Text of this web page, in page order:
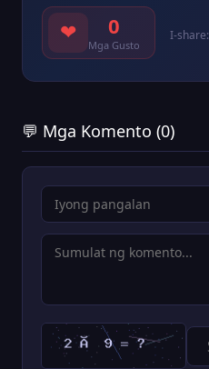
❤ 0
Mga Gusto
I-share:
💬 Mga Komento (0)